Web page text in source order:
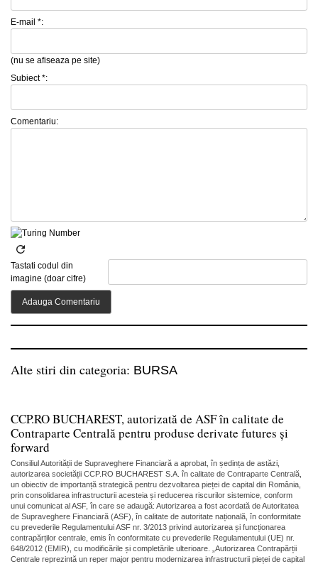
E-mail *:
(nu se afiseaza pe site)
Subiect *:
Comentariu:
Tastati codul din
imagine (doar cifre)
Alte stiri din categoria: BURSA
CCP.RO BUCHAREST, autorizată de ASF în calitate de
Contraparte Centrală pentru produse derivate futures și
forward
Consiliul Autorității de Supraveghere Financiară a aprobat, în ședința de astăzi,
autorizarea societății CCP.RO BUCHAREST S.A. în calitate de Contraparte Centrală,
un obiectiv de importanță strategică pentru dezvoltarea pieței de capital din România,
prin consolidarea infrastructurii acesteia și reducerea riscurilor sistemice, conform
unui comunicat al ASF, în care se adaugă: Autorizarea a fost acordată de Autoritatea
de Supraveghere Financiară (ASF), în calitate de autoritate națională, în conformitate
cu prevederile Regulamentului ASF nr. 3/2013 privind autorizarea și funcționarea
contrapărților centrale, emis în conformitate cu prevederile Regulamentului (UE) nr.
648/2012 (EMIR), cu modificările și completările ulterioare. „Autorizarea Contrapărții
Centrale reprezintă un reper major pentru modernizarea infrastructurii pieței de capital